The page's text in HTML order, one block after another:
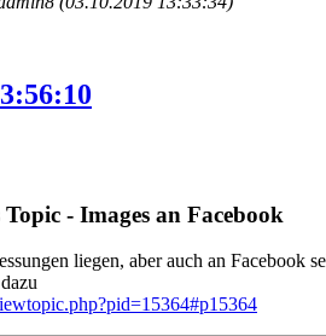
- Images an Facebook
liegen, aber auch an Facebook